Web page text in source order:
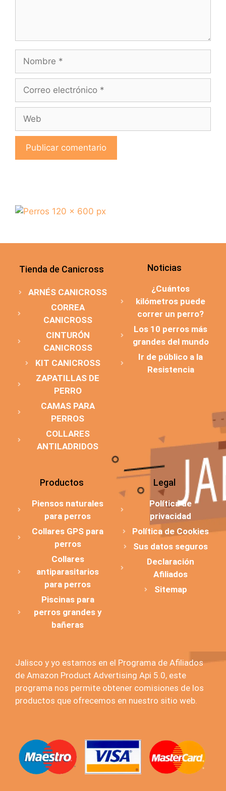
Tienda de Canicross
ARNÉS CANICROSS
CORREA
CANICROSS
CINTURÓN
CANICROSS
KIT CANICROSS
ZAPATILLAS DE
PERRO
CAMAS PARA
PERROS
COLLARES
ANTILADRIDOS
Noticias
¿Cuántos
kilómetros puede
correr un perro?
Los 10 perros más
grandes del mundo
Ir de público a la
Resistencia
Productos
Piensos naturales
para perros
Collares GPS para
perros
Collares
antiparasitarios
para perros
Piscinas para
perros grandes y
bañeras
Legal
Política de
privacidad
Política de Cookies
Sus datos seguros
Declaración
Afiliados
Sitemap
Jalisco y yo estamos en el Programa de Afiliados
de Amazon Product Advertising Api 5.0, este
programa nos permite obtener comisiones de los
productos que ofrecemos en nuestro sitio web.